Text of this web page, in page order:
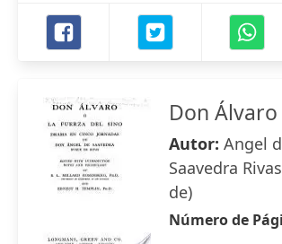
Don Álvaro
Autor: Angel
Saavedra
de)
Número de